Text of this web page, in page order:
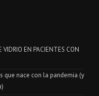
VIDRIO EN PACIENTES CON
que nace con la pandemia (y